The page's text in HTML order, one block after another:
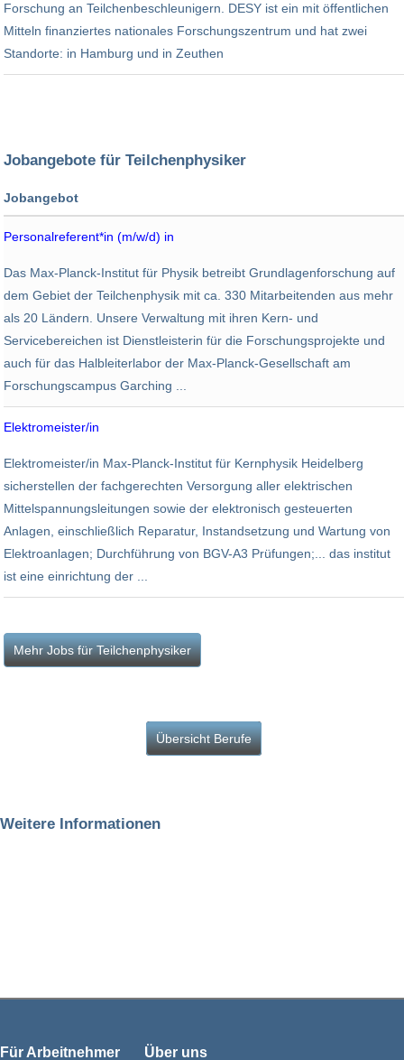
Forschung an Teilchenbeschleunigern. DESY ist ein mit öffentlichen
Mitteln finanziertes nationales Forschungszentrum und hat zwei
Standorte: in Hamburg und in Zeuthen
Jobangebote für Teilchenphysiker
Jobangebot
Arbeitgeber
Standort
Personalreferent*in (m/w/d) in
Garching bei München
Das Max-Planck-Institut für Physik betreibt Grundlagenforschung auf
dem Gebiet der Teilchenphysik mit ca. 330 Mitarbeitenden aus mehr
als 20 Ländern. Unsere Verwaltung mit ihren Kern- und
Servicebereichen ist Dienstleisterin für die Forschungsprojekte und
auch für das Halbleiterlabor der Max-Planck-Gesellschaft am
Forschungscampus Garching ...
Elektromeister/in
Heidelberg
Elektromeister/in Max-Planck-Institut für Kernphysik Heidelberg
sicherstellen der fachgerechten Versorgung aller elektrischen
Mittelspannungsleitungen sowie der elektronisch gesteuerten
Anlagen, einschließlich Reparatur, Instandsetzung und Wartung von
Elektroanlagen; Durchführung von BGV-A3 Prüfungen;... das institut
ist eine einrichtung der ...
Übersicht Berufe
Weitere Informationen
Für Arbeitnehmer Über uns